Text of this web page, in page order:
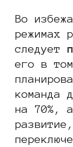
Во
режимах
следует
его в
команда
на 70%,